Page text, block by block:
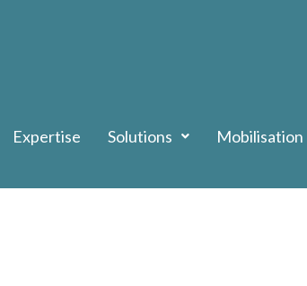
Expertise Solutions Mobilisation